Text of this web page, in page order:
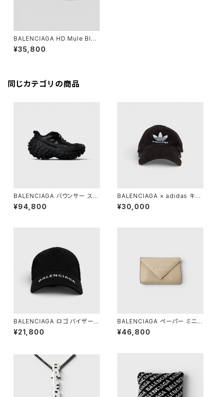
BALENCIAGA HD Mule Blac
k 40
¥35,800
同じカテゴリの商品
BALENCIAGA バウンサー スニ
ーカー ブラック 38
¥94,800
BALENCIAGA × adidas キャ
ップ ブラック L 59cm
¥30,000
BALENCIAGA ロゴ バイザー
キャップ ブラック L 59
¥21,800
BALENCIAGA ペーパー ミニ
ウォレット ベージュ
¥46,800